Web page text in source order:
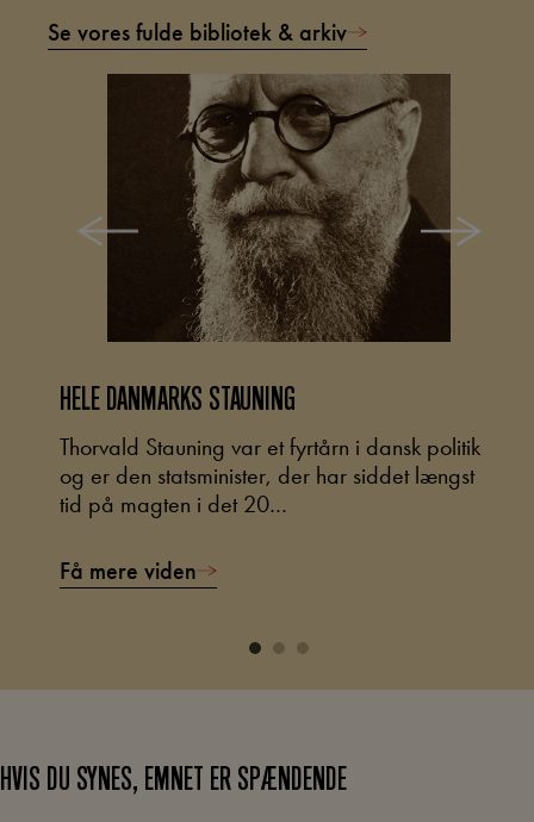
Se vores fulde bibliotek & arkiv
HELE DANMARKS STAUNING
Thorvald Stauning var et fyrtårn i dansk politik
og er den statsminister, der har siddet længst
tid på magten i det 20…
Få mere viden
HVIS DU SYNES, EMNET ER SPÆNDENDE